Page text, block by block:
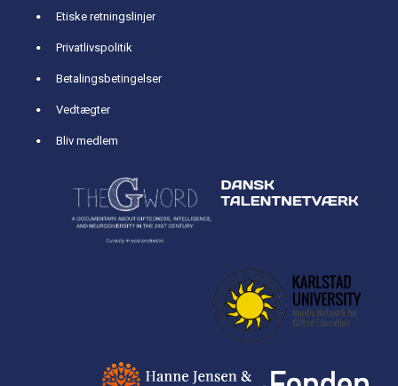
Etiske retningslinjer
Privatlivspolitik
Betalingsbetingelser
Vedtægter
Bliv medlem